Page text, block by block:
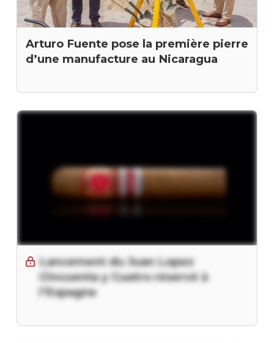
Arturo Fuente pose la première pierre
d’une manufacture au Nicaragua
Lancement du Juan Lopez
Cincuenta y Cuatro réservé à
l’Espagne